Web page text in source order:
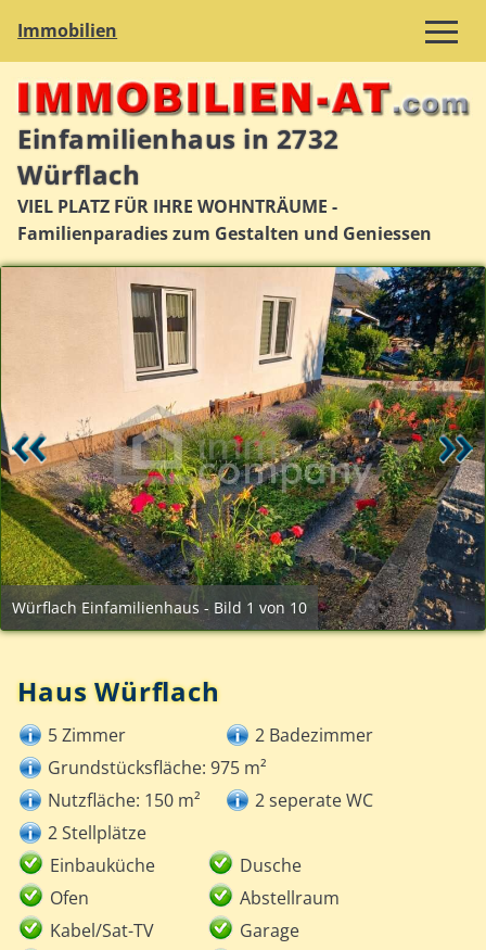
Immobilien
Einfamilienhaus in 2732
Würflach
VIEL PLATZ FÜR IHRE WOHNTRÄUME -
Familienparadies zum Gestalten und Geniessen
Würflach Einfamilienhaus - Bild 1 von 10
Haus Würflach
5 Zimmer
2 Badezimmer
Grundstücksfläche: 975 m²
Nutzfläche: 150 m²
2 seperate WC
2 Stellplätze
Einbauküche
Dusche
Ofen
Abstellraum
Kabel/Sat-TV
Garage